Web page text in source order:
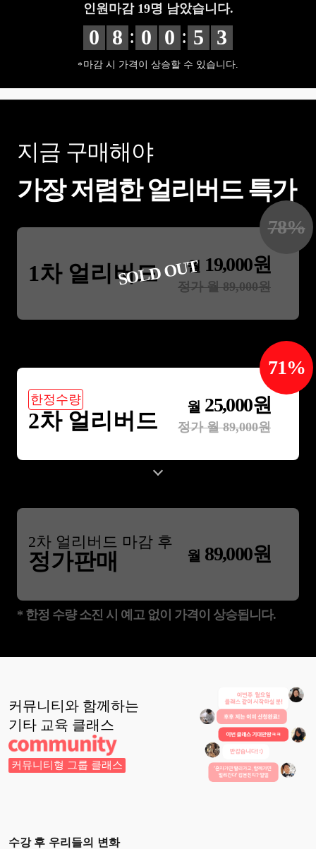
인원마감 19명 남았습니다.
0 8 : 0 0 : 5 2
마감 시 가격이 상승할 수 있습니다.
지금 구매해야
가장 저렴한 얼리버드 특가
1차 얼리버드 월 19,000원
정가 월89,000원
78%
SOLD OUT
한정수량
2차 얼리버드
월 25,000원
정가 월89,000원
71%
2차 얼리버드 마감 후
정가판매 월 89,000원
* 한정 수량 소진 시 예고 없이 가격이 상승됩니다.
커뮤니티와 함께하는
기타 교육 클래스
커뮤니티형 그룹 클래스
수강 후 우리들의 변화